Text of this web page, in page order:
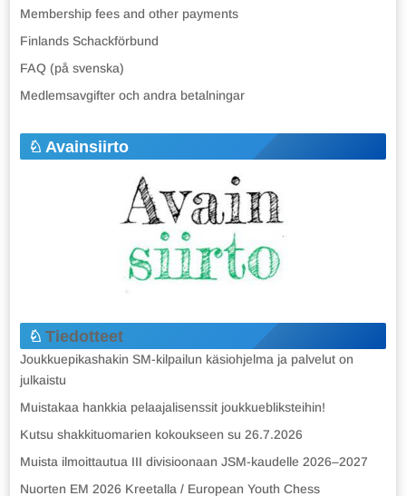
Membership fees and other payments
Finlands Schackförbund
FAQ (på svenska)
Medlemsavgifter och andra betalningar
Avainsiirto
Tiedotteet
Joukkuepikashakin SM-kilpailun käsiohjelma ja palvelut on
julkaistu
Muistakaa hankkia pelaajalisenssit joukkuebliksteihin!
Kutsu shakkituomarien kokoukseen su 26.7.2026
Muista ilmoittautua III divisioonaan JSM-kaudelle 2026–2027
Nuorten EM 2026 Kreetalla / European Youth Chess